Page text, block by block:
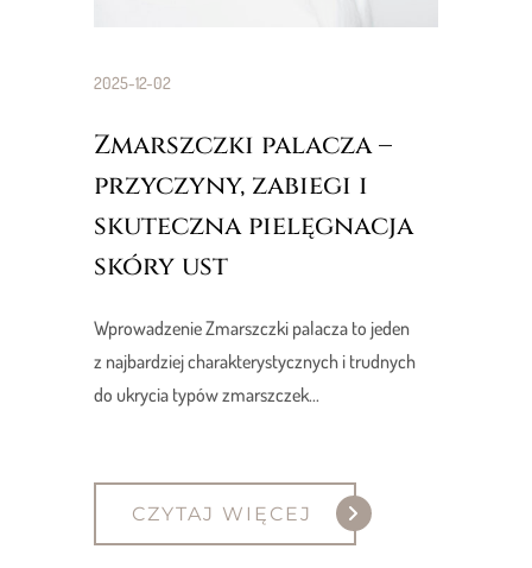
2025-12-02
Zmarszczki palacza –
przyczyny, zabiegi i
skuteczna pielęgnacja
skóry ust
Wprowadzenie Zmarszczki palacza to jeden
z najbardziej charakterystycznych i trudnych
do ukrycia typów zmarszczek...
CZYTAJ WIĘCEJ